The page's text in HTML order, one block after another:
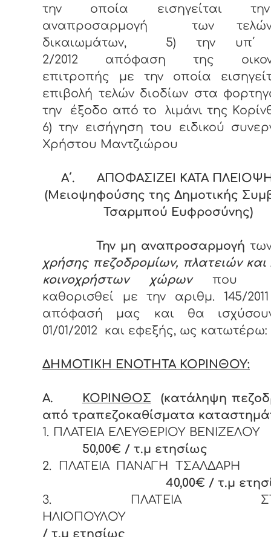
την οποία εισηγείται
αναπροσαρμογή των
δικαιωμάτων, 5) την υπ΄
2/2012 απόφαση της
επιτροπής με την οποία
επιβολή τελών διοδίων στα
την έξοδο από το λιμάνι της
6) την εισήγηση του ειδικού
Χρήστου Μαντζιώρου
Α΄. ΑΠΟΦΑΣΙΖΕΙ ΚΑΤΑ
(Μειοψηφούσης της Δημοτικής
Τσαρμπού Ευφροσύνης)
Την μη αναπροσαρμογή
χρήσης πεζοδρομίων, πλατειών και
κοινοχρήστων χώρωνπου
καθορισθεί με την αριθμ. 145/
απόφασή μας και θα
01/01/2012 και εφεξής, ως κατωτέρω:
ΔΗΜΟΤΙΚΗ ΕΝΟΤΗΤΑ ΚΟΡΙΝΘΟΥ:
Α. ΚΟΡΙΝΘΟΣ (κατάληψη
από τραπεζοκαθίσματα
1. ΠΛΑΤΕΙΑ ΕΛΕΥΘΕΡΙΟΥ
50,00€ / τ.μ ετησίως
2. ΠΛΑΤΕΙΑ ΠΑΝΑΓΗ
40,00€ / τ.μ
3. ΠΛΑΤΕΙΑ
ΗΛΙΟΠΟΥΛΟΥ
/ τ.μ ετησίως